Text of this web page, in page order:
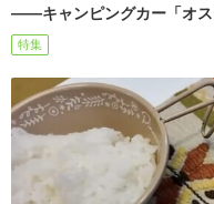
――キャンピングカー「オス
特集